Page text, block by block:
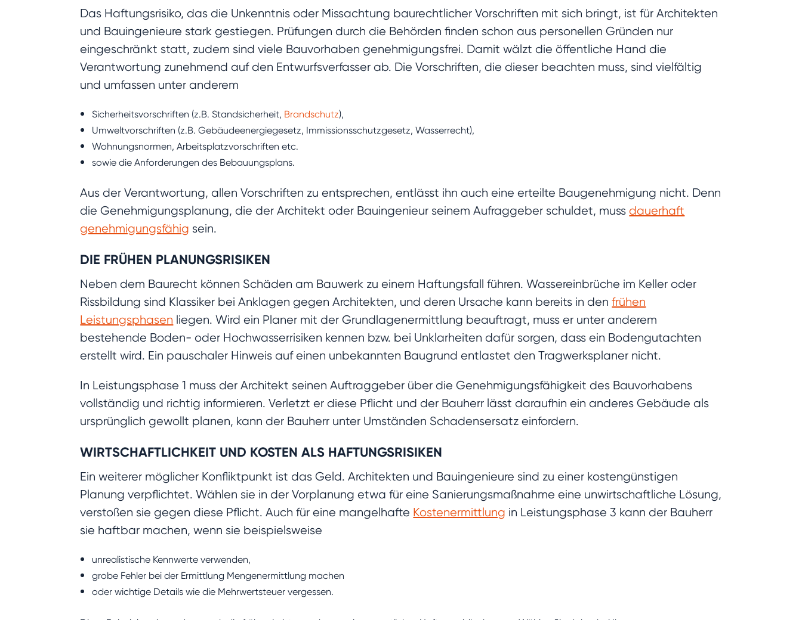
Das Haftungsrisiko, das die Unkenntnis oder Missachtung baurechtlicher Vorschriften mit sich bringt, ist für Architekten
und Bauingenieure stark gestiegen. Prüfungen durch die Behörden finden schon aus personellen Gründen nur
eingeschränkt statt, zudem sind viele Bauvorhaben genehmigungsfrei. Damit wälzt die öffentliche Hand die
Verantwortung zunehmend auf den Entwurfsverfasser ab. Die Vorschriften, die dieser beachten muss, sind vielfältig
und umfassen unter anderem
Sicherheitsvorschriften (z.B. Standsicherheit, Brandschutz),
Umweltvorschriften (z.B. Gebäudeenergiegesetz, Immissionsschutzgesetz, Wasserrecht),
Wohnungsnormen, Arbeitsplatzvorschriften etc.
sowie die Anforderungen des Bebauungsplans.
Aus der Verantwortung, allen Vorschriften zu entsprechen, entlässt ihn auch eine erteilte Baugenehmigung nicht. Denn
die Genehmigungsplanung, die der Architekt oder Bauingenieur seinem Aufraggeber schuldet, mussdauerhaft
genehmigungsfähig sein.
DIE FRÜHEN PLANUNGSRISIKEN
Neben dem Baurecht können Schäden am Bauwerk zu einem Haftungsfall führen. Wassereinbrüche im Keller oder
Rissbildung sind Klassiker bei Anklagen gegen Architekten, und deren Ursache kann bereits in denfrühen
Leistungsphasen liegen. Wird ein Planer mit der Grundlagenermittlung beauftragt, muss er unter anderem
bestehende Boden- oder Hochwasserrisiken kennen bzw. bei Unklarheiten dafür sorgen, dass ein Bodengutachten
erstellt wird. Ein pauschaler Hinweis auf einen unbekannten Baugrund entlastet den Tragwerksplaner nicht.
In Leistungsphase 1 muss der Architekt seinen Auftraggeber über die Genehmigungsfähigkeit des Bauvorhabens
vollständig und richtig informieren. Verletzt er diese Pflicht und der Bauherr lässt daraufhin ein anderes Gebäude als
ursprünglich gewollt planen, kann der Bauherr unter Umständen Schadensersatz einfordern.
WIRTSCHAFTLICHKEIT UND KOSTEN ALS HAFTUNGSRISIKEN
Ein weiterer möglicher Konfliktpunkt ist das Geld. Architekten und Bauingenieure sind zu einer kostengünstigen
Planung verpflichtet. Wählen sie in der Vorplanung etwa für eine Sanierungsmaßnahme eine unwirtschaftliche Lösung,
verstoßen sie gegen diese Pflicht. Auch für eine mangelhafte Kostenermittlung in Leistungsphase 3 kann der Bauherr
sie haftbar machen, wenn sie beispielsweise
unrealistische Kennwerte verwenden,
grobe Fehler bei der Ermittlung Mengenermittlung machen
oder wichtige Details wie die Mehrwertsteuer vergessen.